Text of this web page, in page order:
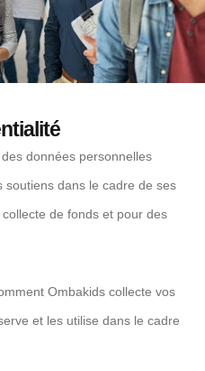
données personnelles
dans le cadre de ses
de fonds et pour des
Ombakids collecte vos
et les utilise dans le cadre